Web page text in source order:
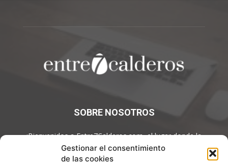
Gestionar el consentimiento
de las cookies
SOBRE NOSOTROS
¡Bienvenidos a Entre7Calderos.com, el lugar donde la
gastronomía y la cultura culinaria se encuentran! Sumérgete en
un mundo de sabores y descubre artículos apasionantes.